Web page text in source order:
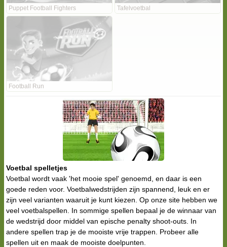
Puppet Football Fighters Tafelvoetbal
Football Run
Voetbal spelletjes
Voetbal wordt vaak 'het mooie spel' genoemd, en daar is een
goede reden voor. Voetbalwedstrijden zijn spannend, leuk en er
zijn veel varianten waaruit je kunt kiezen. Op onze site hebben we
veel voetbalspellen. In sommige spellen bepaal je de winnaar van
de wedstrijd door middel van epische penalty shoot-outs. In
andere spellen trap je de mooiste vrije trappen. Probeer alle
spellen uit en maak de mooiste doelpunten.